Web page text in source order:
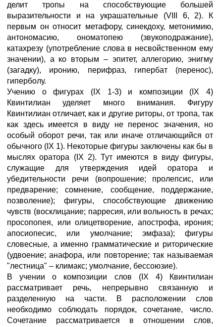
делит тропы на способствующие большей
выразительности и на украшательные (VIII 6, 2). К
первым он относит метафору, синекдоху, метонимию,
антономасию, ономатопею (звукоподражание),
катахрезу (употребление слова в несвойственном ему
значении), а ко вторым – эпитет, аллегорию, энигму
(загадку), иронию, перифраз, гипербат (перенос),
гиперболу.
Учению о фигурах (IX 1-3) и композиции (IX 4)
Квинтилиан уделяет много внимания. Фигуру
Квинтилиан отличает, как и другие риторы, от тропа, так
как здесь имеется в виду не перенос значения, но
особый оборот речи, так или иначе отличающийся от
обычного (IX 1). Некоторые фигуры заключены как бы в
мыслях оратора (IX 2). Тут имеются в виду фигуры,
служащие для утверждения идей оратора и
убедительности речи (вопрошение; пролепсис, или
предварение; сомнение, сообщение, поддержание,
позволение); фигуры, способствующие движению
чувств (восклицание; парресия, или вольность в речах;
просопопея, или олицетворение, апострофа, ирония;
апосиопесис, или умолчание; эмфаза); фигуры
словесные, а именно грамматические и риторические
(удвоение; анафора, или повторение; так называемая
"лестница" – климакс; умолчание, бессоюзие).
В учении о композиции слов (IX 4) Квинтилиан
рассматривает речь, непрерывно связанную и
разделенную на части. В расположении слов
необходимо соблюдать порядок, сочетание, число.
Сочетание рассматривается в отношении слов,